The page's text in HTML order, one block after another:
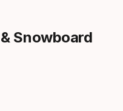
Snowboard